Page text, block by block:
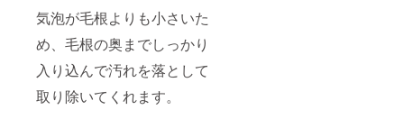
気泡が毛根よりも小さいた
め、毛根の奥までしっかり
入り込んで汚れを落として
取り除いてくれます。